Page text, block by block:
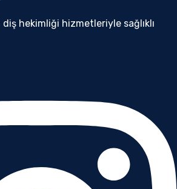
diş hekimliği hizmetleriyle sağlıklı